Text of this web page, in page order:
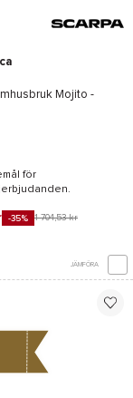
Mojito -
för
-35% 1 704,53 kr
JÄMFÖRA